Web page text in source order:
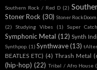
Southern Rock / Red D (2)
Stoner Rock (30) Stoner
(2)
Studying Vibes (1) Super
Symphonic Metal (12) Synth
Synthpop. (1) Synthwave (13)
BEATLES ETC) (4) Thrash Metal
(hip-hop) (22) Tribal / Afro House